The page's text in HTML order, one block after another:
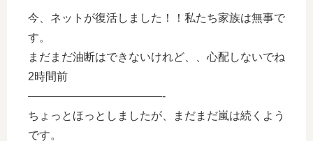
今、ネットが復活しました！！私たち家族は無事で
す。
まだまだ油断はできないけれど、、心配しないでね
2時間前
————————————-
ちょっとほっとしましたが、まだまだ嵐は続くよう
です。